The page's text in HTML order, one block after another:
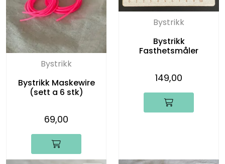
Bystrikk
Bystrikk Maskewire
(sett a 6 stk)
69,00
Bystrikk
Bystrikk
Fasthetsmåler
149,00